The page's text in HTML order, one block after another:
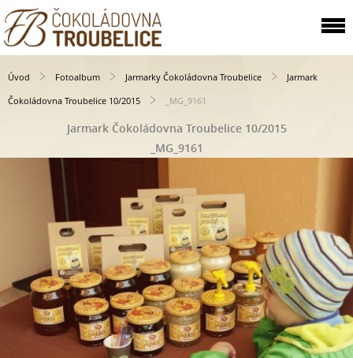
Úvod Fotoalbum Jarmarky Čokoládovna Troubelice
Jarmark
Čokoládovna Troubelice 10/2015
_MG_9161
Jarmark Čokoládovna Troubelice 10/2015
_MG_9161